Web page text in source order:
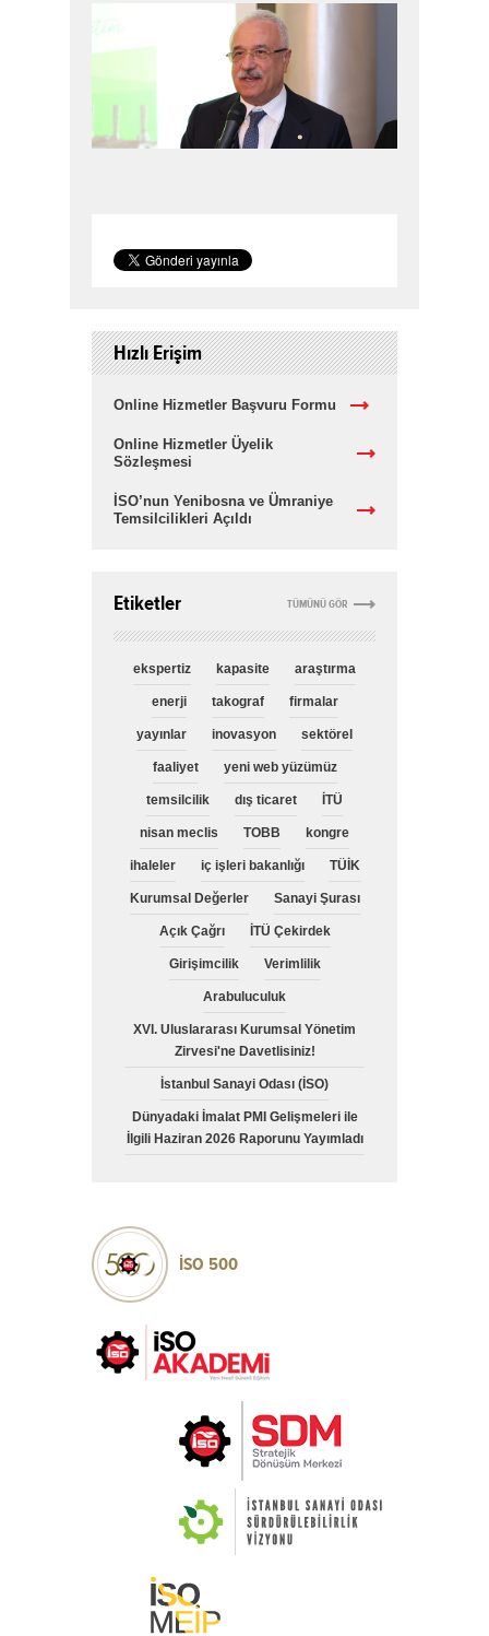
Hızlı Erişim
Online Hizmetler Başvuru Formu
Online Hizmetler Üyelik
Sözleşmesi
İSO’nun Yenibosna ve Ümraniye
Temsilcilikleri Açıldı
TÜMÜNÜ GÖR
Etiketler
ekspertiz kapasite araştırma
enerji takograf firmalar
yayınlar inovasyon sektörel
faaliyet yeni web yüzümüz
temsilcilik dış ticaret İTÜ
nisan meclis TOBB kongre
ihaleler iç işleri bakanlığı TÜİK
Kurumsal Değerler Sanayi Şurası
Açık Çağrı İTÜ Çekirdek
Girişimcilik Verimlilik
Arabuluculuk
XVI. Uluslararası Kurumsal Yönetim
Zirvesi'ne Davetlisiniz!
İstanbul Sanayi Odası (İSO)
Dünyadaki İmalat PMI Gelişmeleri ile
İlgili Haziran 2026 Raporunu Yayımladı
İSO 500